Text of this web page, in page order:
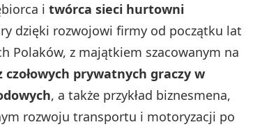
i twórca sieci hurtowni
dzięki rozwojowi firmy od początku lat
Polaków, z majątkiem szacowanym na
czołowych prywatnych graczy w
, a także przykład biznesmena,
rozwoju transportu i motoryzacji po